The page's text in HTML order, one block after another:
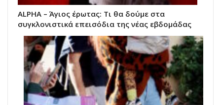
ALPHA – Άγιος έρωτας: Τι θα δούμε στα
συγκλονιστικά επεισόδια της νέας εβδομάδας